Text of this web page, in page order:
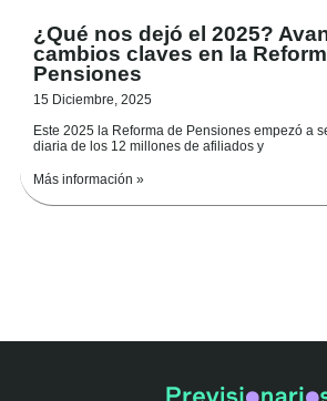
¿Qué nos dejó el 2025?
cambios claves en la
Pensiones
15 Diciembre, 2025
Este 2025 la Reforma de Pensiones empezó a
diaria de los 12 millones de afiliados y
Más información »